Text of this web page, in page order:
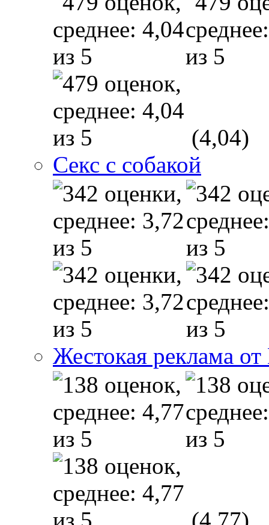
(4,04)
Секс с собакой
Жестокая реклама
(4,77)